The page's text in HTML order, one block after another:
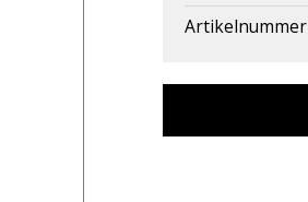
Artikelnummer